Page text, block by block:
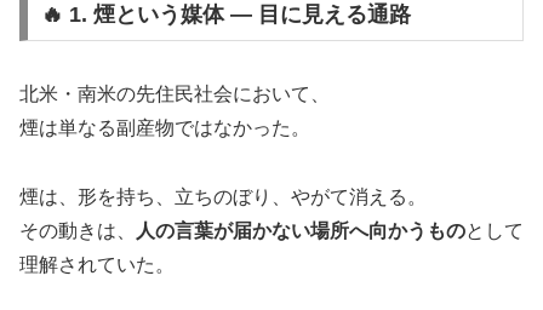
🔥 1. 煙という媒体 ― 目に見える通路
北米・南米の先住民社会において、
煙は単なる副産物ではなかった。
煙は、形を持ち、立ちのぼり、やがて消える。
その動きは、
人の言葉が届かない場所へ向かうものとして
理解されていた。